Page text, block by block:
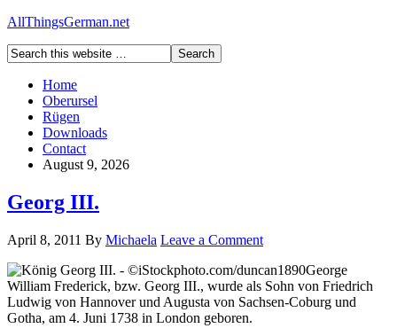
AllThingsGerman.net
Home
Oberursel
Rügen
Downloads
Contact
August 9, 2026
Georg III.
April 8, 2011 By Michaela Leave a Comment
George
William Frederick, bzw. Georg III., wurde als Sohn von Friedrich
Ludwig von Hannover und Augusta von Sachsen-Coburg und
Gotha, am 4. Juni 1738 in London geboren.